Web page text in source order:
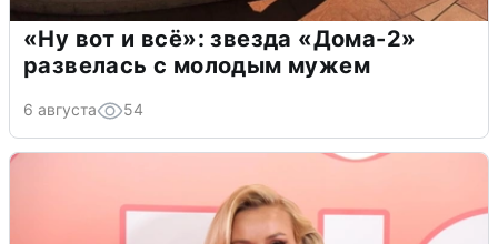
«Ну вот и всё»: звезда «Дома-2»
развелась с молодым мужем
6 августа 54